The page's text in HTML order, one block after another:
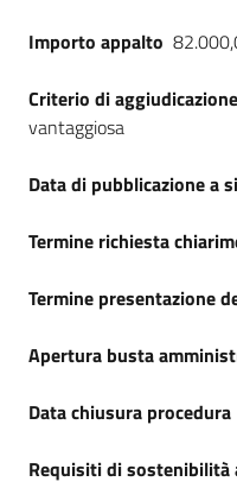
Importo appalto
Criterio di aggiudicazione
vantaggiosa
Data di pubblicazione a
Termine richiesta
Termine presentazione
Apertura busta
Data chiusura procedura
Requisiti di sostenibilità